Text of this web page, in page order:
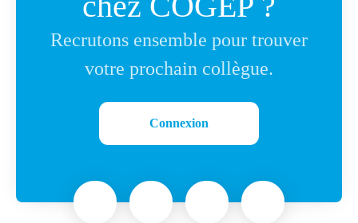
Recrutons ensemble pour trouver
votre prochain collègue.
Connexion